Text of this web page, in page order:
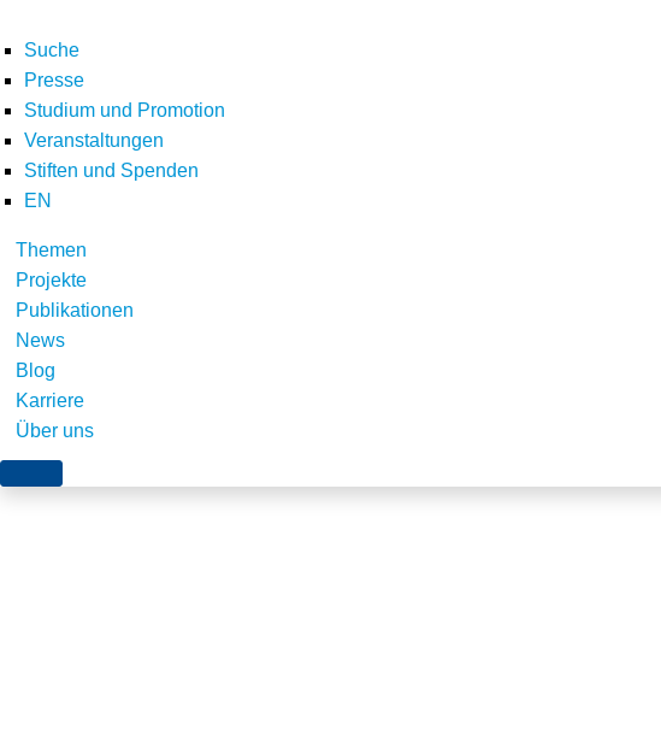
Suche
Presse
Studium und Promotion
Veranstaltungen
Stiften und Spenden
EN
Themen
Projekte
Publikationen
News
Blog
Karriere
Über uns